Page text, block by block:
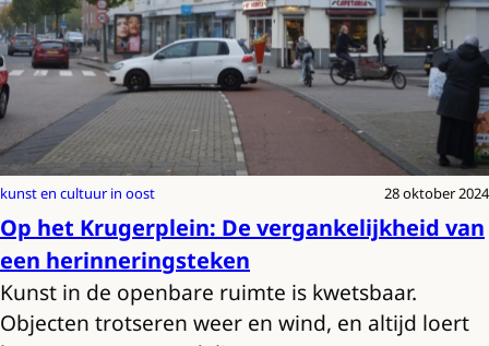
kunst en cultuur in oost 28 oktober 2024
Op het Krugerplein: De vergankelijkheid van
een herinneringsteken
Kunst in de openbare ruimte is kwetsbaar.
Objecten trotseren weer en wind, en altijd loert